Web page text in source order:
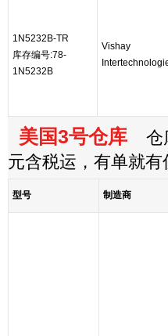
1N5232B-TR
库存编号:78-
1N5232B
Vishay
美国3号仓库 仓
元含税运，有单就
型号 制造商